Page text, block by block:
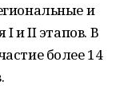
и
и II этапов. В
более 14